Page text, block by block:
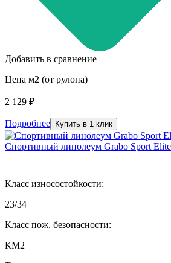
Добавить в сравнение
Цена м2 (от рулона)
2 129 ₽
Подробнее Купить в 1 клик
Спортивный линолеум Grabo Sport
Класс износостойкости:
23/34
Класс пож. безопасности:
КМ2